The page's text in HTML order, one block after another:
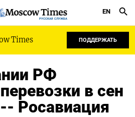
РУССКАЯ СЛУЖБА
EN
Times ПОДДЕРЖАТЬ
РФ
в сен
-- Росавиация